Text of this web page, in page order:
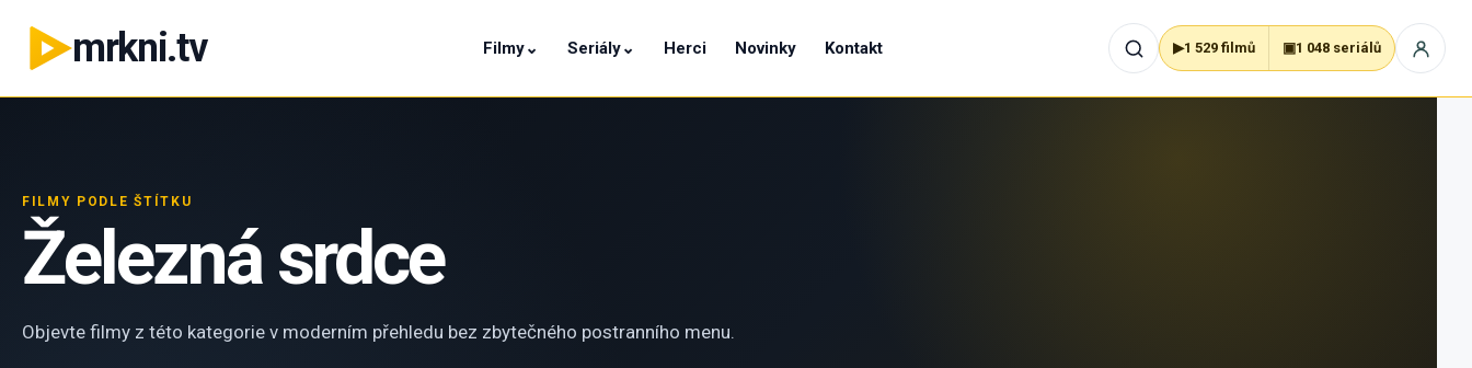
mrkni.tv Filmy⌄ Seriály⌄ Herci Novinky Kontakt ▶1 529 filmů ▣1 048 seriálů
FILMY PODLE ŠTÍTKU
Železná srdce
Objevte filmy z této kategorie v moderním přehledu bez zbytečného postranního menu.